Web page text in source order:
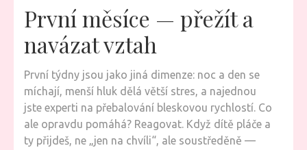
První měsíce — přežít a
navázat vztah
První týdny jsou jako jiná dimenze: noc a den se
míchají, menší hluk dělá větší stres, a najednou
jste experti na přebalování bleskovou rychlostí. Co
ale opravdu pomáhá? Reagovat. Když dítě pláče a
ty přijdeš, ne „jen na chvíli“, ale soustředěně —